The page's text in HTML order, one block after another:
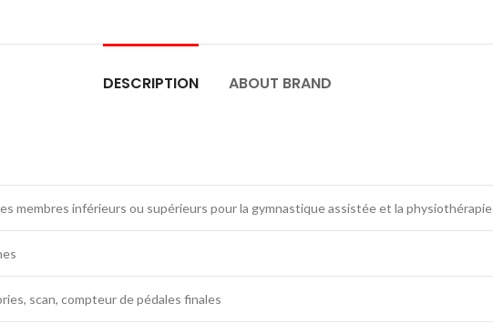
DESCRIPTION ABOUT BRAND
membres inférieurs ou supérieurs pour la gymnastique assistée et la physiothérapie
scan, compteur de pédales finales